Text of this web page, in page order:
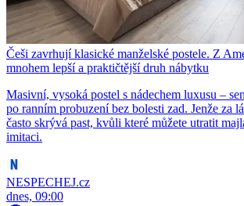
Češi zavrhují klasické manželské postele. Z
mnohem lepší a praktičtější druh nábytku
Masivní, vysoká postel s nádechem luxusu –
po ranním probuzení bez bolesti zad. Jenže za
často skrývá past, kvůli které můžete utratit
imitaci.
NESPECHEJ.cz
dnes, 09:00